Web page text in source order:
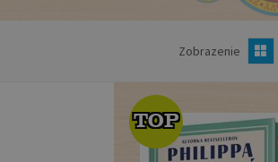
Zobrazenie
TOP
TOP